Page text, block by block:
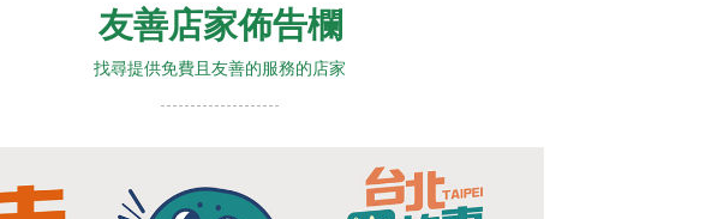
友善店家佈告欄
找尋提供免費且友善的服務的店家